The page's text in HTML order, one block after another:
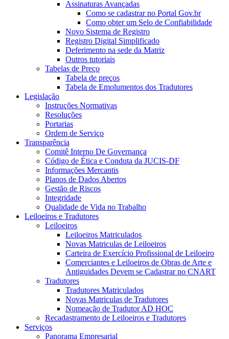
Assinaturas Avançadas
Como se cadastrar no Portal Gov.br
Como obter um Selo de Confiabilidade
Novo Sistema de Registro
Registro Digital Simplificado
Deferimento na sede da Matriz
Outros tutoriais
Tabelas de Preço
Tabela de preços
Tabela de Emolumentos dos Tradutores
Legislação
Instruções Normativas
Resoluções
Portarias
Ordem de Serviço
Transparência
Comitê Interno De Governança
Código de Ética e Conduta da JUCIS-DF
Informações Mercantis
Planos de Dados Abertos
Gestão de Riscos
Integridade
Qualidade de Vida no Trabalho
Leiloeiros e Tradutores
Leiloeiros
Leiloeiros Matriculados
Novas Matriculas de Leiloeiros
Carteira de Exercício Profissional de Leiloeiro
Comerciantes e Leiloeiros de Obras de Arte e
Antiguidades Devem se Cadastrar no CNART
Tradutores
Tradutores Matriculados
Novas Matriculas de Tradutores
Nomeação de Tradutor AD HOC
Recadastramento de Leiloeiros e Tradutores
Serviços
Panorama Empresarial